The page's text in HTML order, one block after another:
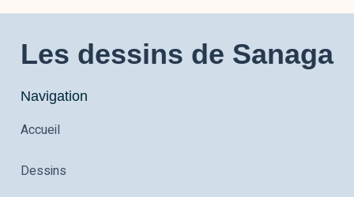
Les dessins de Sanaga
Navigation
Accueil
Dessins